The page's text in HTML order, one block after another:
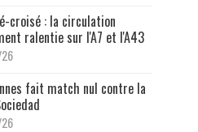
croisé : la circulation
ralentie sur l'A7 et l'A43
fait match nul contre la